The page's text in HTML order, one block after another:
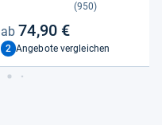
(950)
74,90 €
2 Angebote vergleichen